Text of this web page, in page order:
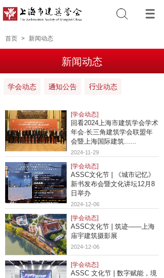
首页 ＞ 新闻动态
新闻动态
学会动态 通知公告 行业动态
[学会动态]
回看2024上海市建筑学会学术
年会·长三角建筑学会联盟年
会暨上海国际建筑......
2024-11-29
[学会动态]
ASSC文化节 | 《城市记忆》
新书发布会暨文化讲坛12月8
日举办
2024-12-06
[学会动态]
ASSC文化节 | 筑迹——上海
庙宇建筑摄影展
2024-12-06
[学会动态]
ASSC 文化节 | 数字赋能，境